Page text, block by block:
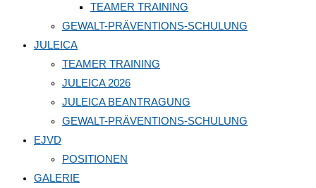
TEAMER TRAINING
GEWALT-PRÄVENTIONS-SCHULUNG
JULEICA
TEAMER TRAINING
JULEICA 2026
JULEICA BEANTRAGUNG
GEWALT-PRÄVENTIONS-SCHULUNG
EJVD
POSITIONEN
GALERIE